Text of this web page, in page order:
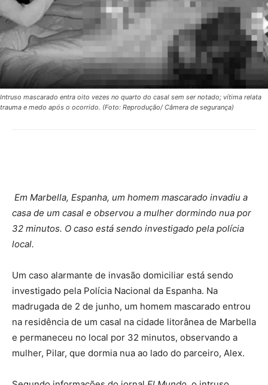
Intruso mascarado entra oito vezes no quarto do casal sem ser notado; vítima relata
trauma e medo após o ocorrido. (Foto: Reprodução/ Câmera de segurança)
Em Marbella, Espanha, um homem mascarado invadiu a
casa de um casal e observou a mulher dormindo nua por
32 minutos. O caso está sendo investigado pela polícia
local.
Um caso alarmante de invasão domiciliar está sendo
investigado pela Polícia Nacional da Espanha. Na
madrugada de 2 de junho, um homem mascarado entrou
na residência de um casal na cidade litorânea de Marbella
e permaneceu no local por 32 minutos, observando a
mulher, Pilar, que dormia nua ao lado do parceiro, Alex.